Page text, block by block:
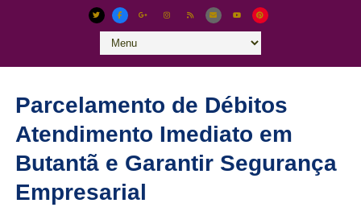
Parcelamento de Débitos
Atendimento Imediato em
Butantã e Garantir Segurança
Empresarial